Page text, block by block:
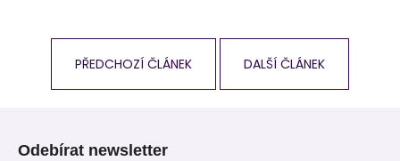
PŘEDCHOZÍ ČLÁNEK DALŠÍ ČLÁNEK
Odebírat newsletter